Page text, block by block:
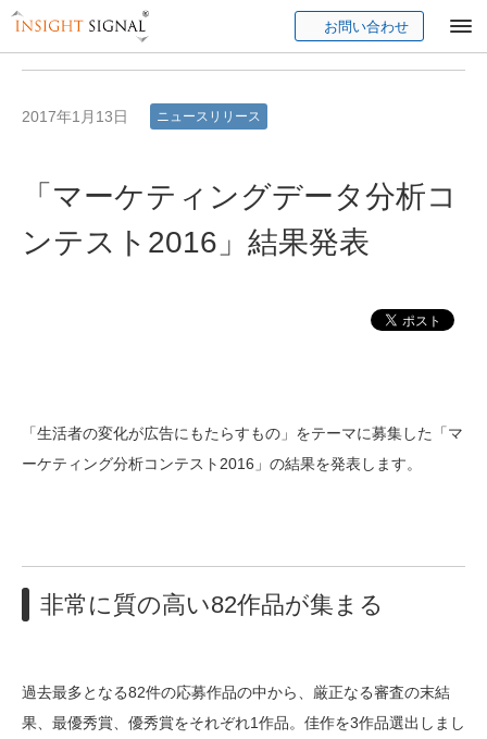
Insight Signal
お問い合わせ
2017年1月13日 ニュースリリース
「マーケティングデータ分析コ
ンテスト2016」結果発表
「生活者の変化が広告にもたらすもの」をテーマに募集した「マ
ーケティング分析コンテスト2016」の結果を発表します。
非常に質の高い82作品が集まる
過去最多となる82件の応募作品の中から、厳正なる審査の末結
果、最優秀賞、優秀賞をそれぞれ1作品。佳作を3作品選出しまし